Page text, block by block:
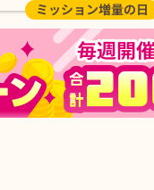
ミッション増量の日